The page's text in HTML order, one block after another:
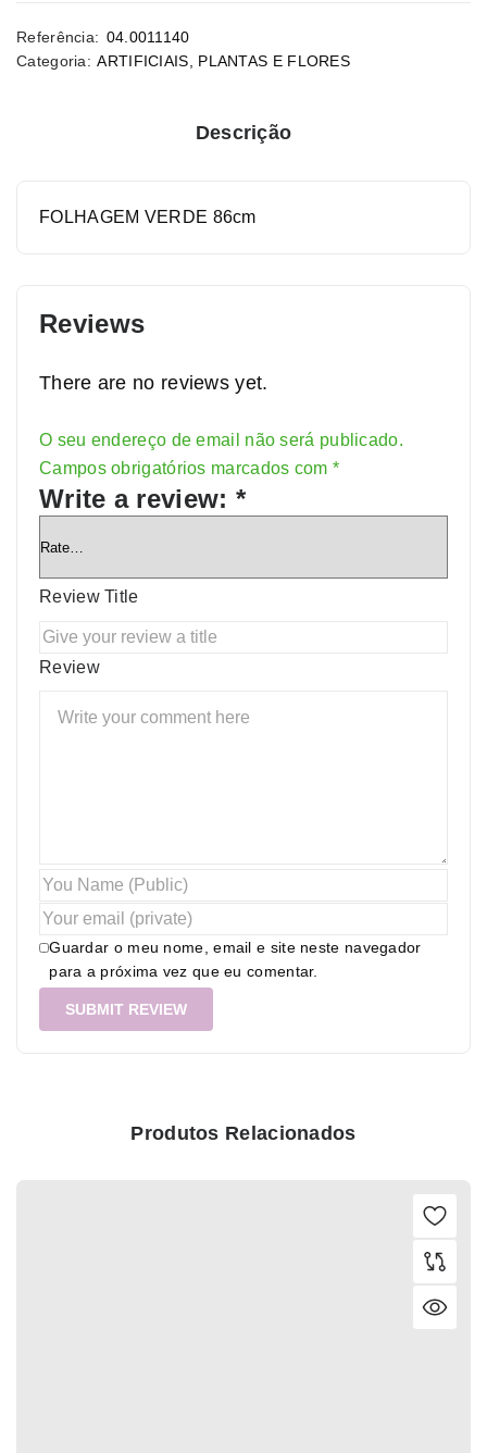
Referência: 04.0011140
Categoria: ARTIFICIAIS PLANTAS E FLORES
Descrição
FOLHAGEM VERDE 86cm
Reviews
There are no reviews yet.
O seu endereço de email não será publicado.
Campos obrigatórios marcados com *
Write a review: *
Review Title
Review
Guardar o meu nome, email e site neste navegador
para a próxima vez que eu comentar.
Alternative:
Produtos Relacionados